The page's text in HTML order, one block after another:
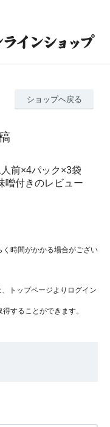
ショップへ戻る
前×4パック×3袋
噌付きのレビュー
時間がかかる場合がござい
トップページよりログイン
することができます。